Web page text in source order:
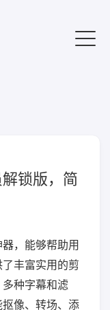
锁版，简
，能够帮助用
丰富实用的剪
种字幕和滤
像、转场、添